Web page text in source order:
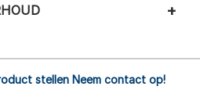
stellen Neem contact op!